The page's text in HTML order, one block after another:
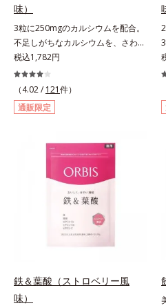
り失われるビタミンCを中心とした
栄養成分の補給
味）
3粒に250mgのカルシウムを配合。
不足しがちなカルシウムを、さわや
かな甘さのマスカット風味で。3粒
にお魚約4.5尾分（*1）のカルシウ
ムを配合したタブレット。どんどん
不足していくカルシウムを、手軽に
おいしくチャージできる、さわやか
「五訂増補日本食品標準成分表
2010」より、さんま（生）1尾
175gとして可食部換算した場合。
税込1,782円
（4.02 / 121件）
通販限定
鉄＆葉酸（ストロベリー風
味）